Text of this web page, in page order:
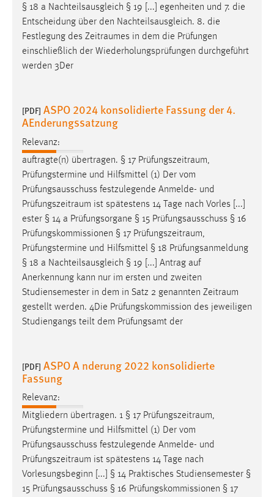
§ 18 a Nachteilsausgleich § 19 [...] egenheiten und 7. die
Entscheidung über den Nachteilsausgleich. 8. die
Festlegung des Zeitraumes in dem die Prüfungen
einschließlich der Wiederholungsprüfungen durchgeführt
werden 3Der
[PDF] ASPO 2024 konsolidierte Fassung der 4.
AEnderungssatzung
Relevanz:
auftragte(n) übertragen. § 17 Prüfungszeitraum,
Prüfungstermine und Hilfsmittel (1) Der vom
Prüfungsausschuss festzulegende Anmelde- und
Prüfungszeitraum ist spätestens 14 Tage nach Vorles [...]
ester § 14 a Prüfungsorgane § 15 Prüfungsausschuss § 16
Prüfungskommissionen § 17 Prüfungszeitraum,
Prüfungstermine und Hilfsmittel § 18 Prüfungsanmeldung
§ 18 a Nachteilsausgleich § 19 [...] Antrag auf
Anerkennung kann nur im ersten und zweiten
Studiensemester in dem in Satz 2 genannten Zeitraum
gestellt werden. 4Die Prüfungskommission des jeweiligen
Studiengangs teilt dem Prüfungsamt der
[PDF] ASPO A nderung 2022 konsolidierte
Fassung
Relevanz:
Mitgliedern übertragen. 1 § 17 Prüfungszeitraum,
Prüfungstermine und Hilfsmittel (1) Der vom
Prüfungsausschuss festzulegende Anmelde- und
Prüfungszeitraum ist spätestens 14 Tage nach
Vorlesungsbeginn [...] § 14 Praktisches Studiensemester §
15 Prüfungsausschuss § 16 Prüfungskommissionen § 17